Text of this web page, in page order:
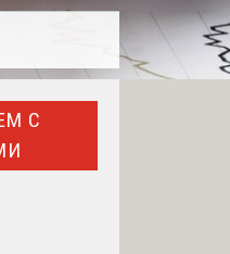
С